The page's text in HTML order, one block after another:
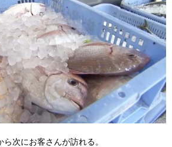
次にお客さんが訪れる。